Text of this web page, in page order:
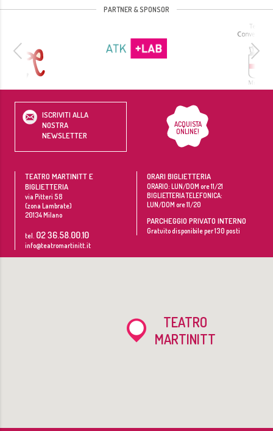
PARTNER & SPONSOR
ISCRIVITI ALLA
NOSTRA
NEWSLETTER
ACQUISTA
ONLINE!
TEATRO MARTINITT E
BIGLIETTERIA
via Pitteri 58
(zona Lambrate)
20134Milano
tel. 02 36.58.00.10
info@teatromartinitt.it
ORARI BIGLIETTERIA
ORARIO: LUN/DOM ore 11/21
BIGLIETTERIA TELEFONICA:
LUN/DOM ore 11/20
PARCHEGGIO PRIVATO INTERNO
Gratuito disponibile per 130 posti
TEATRO
MARTINITT